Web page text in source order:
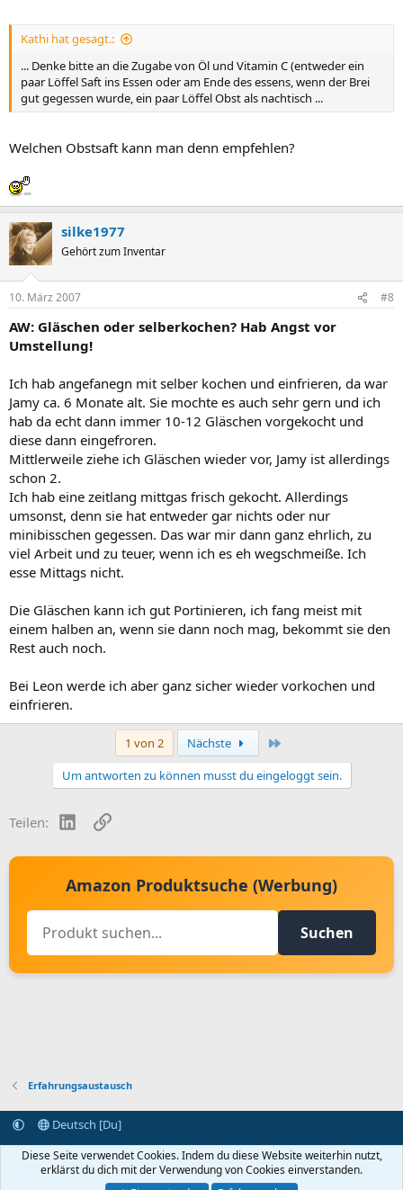
Kathi hat gesagt.:
... Denke bitte an die Zugabe von Öl und Vitamin C (entweder ein
paar Löffel Saft ins Essen oder am Ende des essens, wenn der Brei
gut gegessen wurde, ein paar Löffel Obst als nachtisch ...
Welchen Obstsaft kann man denn empfehlen?
silke1977
Gehört zum Inventar
10. März 2007 #8
AW: Gläschen oder selberkochen? Hab Angst vor
Umstellung!
Ich hab angefanegn mit selber kochen und einfrieren, da war
Jamy ca. 6 Monate alt. Sie mochte es auch sehr gern und ich
hab da echt dann immer 10-12 Gläschen vorgekocht und
diese dann eingefroren.
Mittlerweile ziehe ich Gläschen wieder vor, Jamy ist allerdings
schon 2.
Ich hab eine zeitlang mittgas frisch gekocht. Allerdings
umsonst, denn sie hat entweder gar nichts oder nur
minibisschen gegessen. Das war mir dann ganz ehrlich, zu
viel Arbeit und zu teuer, wenn ich es eh wegschmeiße. Ich
esse Mittags nicht.
Die Gläschen kann ich gut Portinieren, ich fang meist mit
einem halben an, wenn sie dann noch mag, bekommt sie den
Rest auch noch.
Bei Leon werde ich aber ganz sicher wieder vorkochen und
einfrieren.
1 von 2 Nächste
Um antworten zu können musst du eingeloggt sein.
Teilen: LinkedInLink
Amazon Produktsuche (Werbung)
Suchen
Erfahrungsaustausch
Deutsch [Du]
Kontakt aufnehmen
Bedingungen und Regeln
Datenschutz
Startseite
R
S
Diese Seite verwendet Cookies. Indem du diese Website weiterhin nutzt,
erklärst du dich mit der Verwendung von Cookies einverstanden.